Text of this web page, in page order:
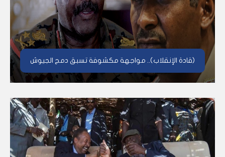
(قادة الإنقلاب).. مواجهة مكشوفة تسبق دمج الجيوش